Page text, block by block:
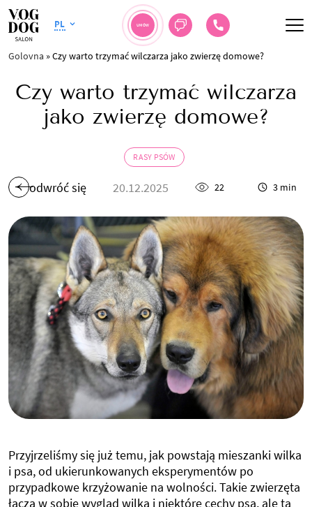
PL UMÓW
Golovna »Czy warto trzymać wilczarza jako zwierzę domowe?
Czy warto trzymać wilczarza
jako zwierzę domowe?
RASY PSÓW
odwróć się 20.12.2025 22 3 min
Przyjrzeliśmy się już temu, jak powstają mieszanki wilka
i psa, od ukierunkowanych eksperymentów po
przypadkowe krzyżowanie na wolności. Takie zwierzęta
łączą w sobie wygląd wilka i niektóre cechy psa, ale ta